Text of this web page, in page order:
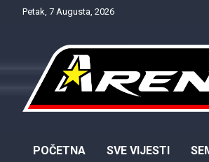
Petak, 7 Augusta, 2026
POČETNA SVE VIJESTI